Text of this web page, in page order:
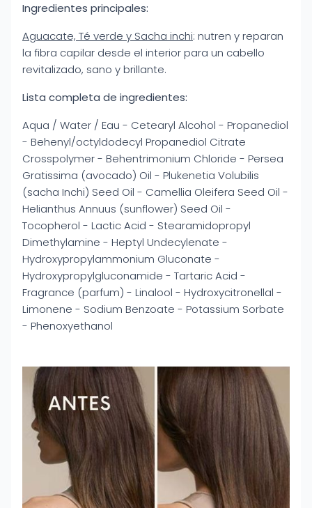
Ingredientes principales:
Aguacate, Té verde y Sacha inchi: nutren y reparan
la fibra capilar desde el interior para un cabello
revitalizado, sano y brillante.
Lista completa de ingredientes:
Aqua / Water / Eau - Cetearyl Alcohol - Propanediol
- Behenyl/octyldodecyl Propanediol Citrate
Crosspolymer - Behentrimonium Chloride - Persea
Gratissima (avocado) Oil - Plukenetia Volubilis
(sacha Inchi) Seed Oil - Camellia Oleifera Seed Oil -
Helianthus Annuus (sunflower) Seed Oil -
Tocopherol - Lactic Acid - Stearamidopropyl
Dimethylamine - Heptyl Undecylenate -
Hydroxypropylammonium Gluconate -
Hydroxypropylgluconamide - Tartaric Acid -
Fragrance (parfum) - Linalool - Hydroxycitronellal -
Limonene - Sodium Benzoate - Potassium Sorbate
- Phenoxyethanol